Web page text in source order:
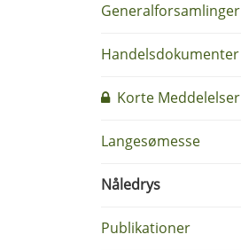
Generalforsamlinger
Handelsdokumenter
Korte Meddelelser
Langesømesse
Nåledrys
Publikationer